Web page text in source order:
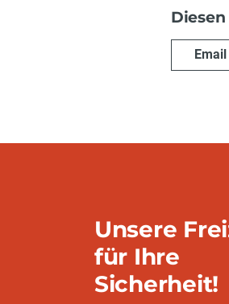
Email
Unsere
für Ihre
Sicherheit!